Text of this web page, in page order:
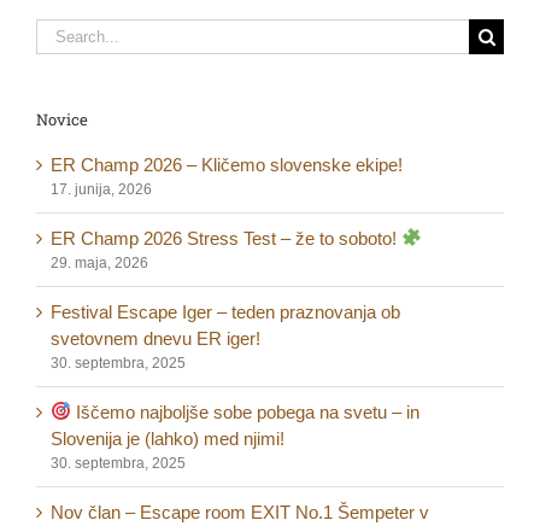
Search
for:
Novice
ER Champ 2026 – Kličemo slovenske ekipe!
17. junija, 2026
ER Champ 2026 Stress Test – že to soboto!
29. maja, 2026
Festival Escape Iger – teden praznovanja ob
svetovnem dnevu ER iger!
30. septembra, 2025
Iščemo najboljše sobe pobega na svetu – in
Slovenija je (lahko) med njimi!
30. septembra, 2025
Nov član – Escape room EXIT No.1 Šempeter v